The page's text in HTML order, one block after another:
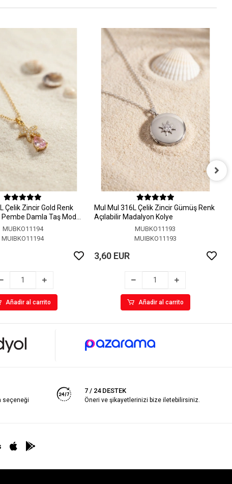
Çelik Zincir Gold Renk
Pembe Damla Taş Model
MUBKO11194
MUIBKO11194
Añadir al carrito
MuI MuI 316L Çelik Zincir Gümüş Renk
Açılabilir Madalyon Kolye
MUBKO11193
MUIBKO11193
3,60 EUR
Añadir al carrito
seçeneği
7 / 24 DESTEK
Öneri ve şikayetlerinizi bize iletebilirsiniz.